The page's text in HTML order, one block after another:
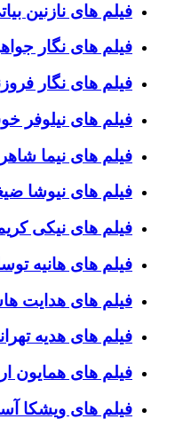
فیلم های نازنین
فیلم های نگار
فیلم های نگار
فیلم های نیلوفر
فیلم های نیما
فیلم های نیوشا
فیلم های نیکی
فیلم های هانیه
فیلم های هدایت
فیلم های هدیه
فیلم های همایون
فیلم های ویشکا